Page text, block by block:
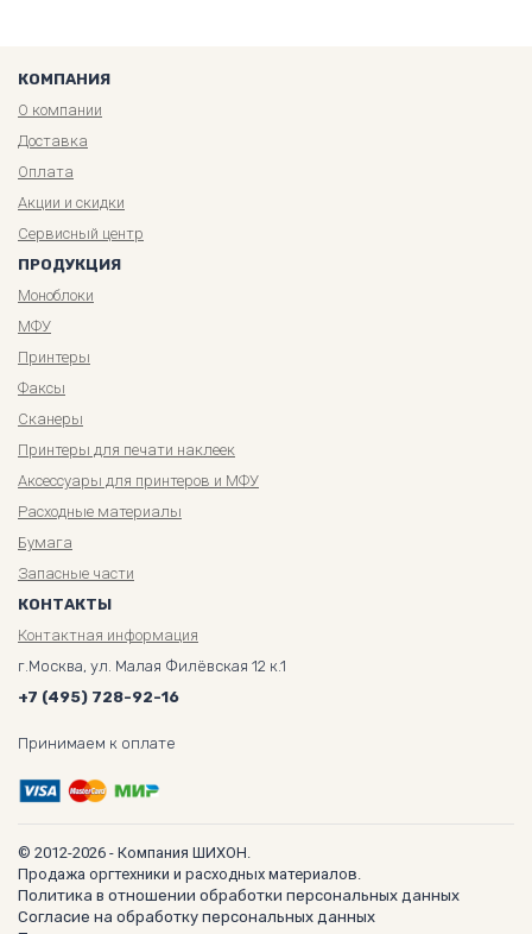
КОМПАНИЯ
О компании
Доставка
Оплата
Акции и скидки
Сервисный центр
ПРОДУКЦИЯ
Моноблоки
МФУ
Принтеры
Факсы
Сканеры
Принтеры для печати наклеек
Аксессуары для принтеров и МФУ
Расходные материалы
Бумага
Запасные части
КОНТАКТЫ
Контактная информация
г.Москва, ул. Малая Филёвская 12 к.1
+7 (495) 728-92-16
Принимаем к оплате
© 2012-2026 - Компания ШИХОН.
Продажа оргтехники и расходных материалов.
Политика в отношении обработки персональных данных
Согласие на обработку персональных данных